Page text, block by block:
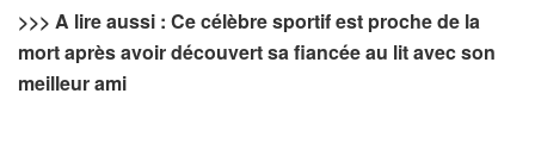
>>> A lire aussi : Ce célèbre sportif est proche de la
mort après avoir découvert sa fiancée au lit avec son
meilleur ami